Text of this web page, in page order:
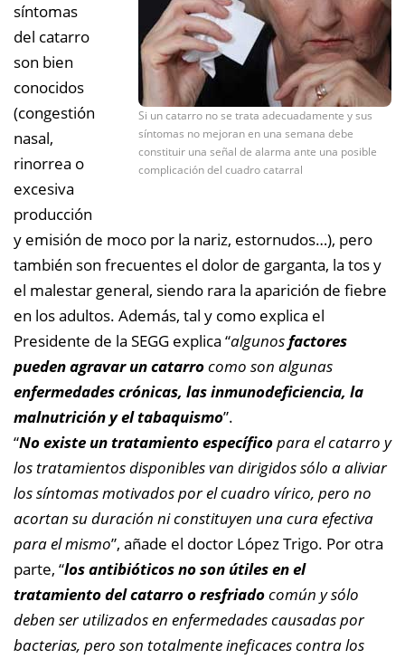
Si un catarro no se trata adecuadamente y sus
síntomas no mejoran en una semana debe
constituir una señal de alarma ante una posible
complicación del cuadro catarral
síntomas
del catarro
son bien
conocidos
(congestión
nasal,
rinorrea o
excesiva
producción
y emisión de moco por la nariz, estornudos…), pero
también son frecuentes el dolor de garganta, la tos y
el malestar general, siendo rara la aparición de fiebre
en los adultos. Además, tal y como explica el
Presidente de la SEGG explica “algunosfactores
pueden agravar un catarrocomo son algunas
enfermedades crónicas, las inmunodeficiencia, la
malnutrición y el tabaquismo”.
“No existe un tratamiento específicopara el catarro y
los tratamientos disponibles van dirigidos sólo a aliviar
los síntomas motivados por el cuadro vírico, pero no
acortan su duración ni constituyen una cura efectiva
para el mismo”, añade el doctor López Trigo. Por otra
parte, “los antibióticos no son útiles en el
tratamiento del catarro o resfriadocomún y sólo
deben ser utilizados en enfermedades causadas por
bacterias, pero son totalmente ineficaces contra los